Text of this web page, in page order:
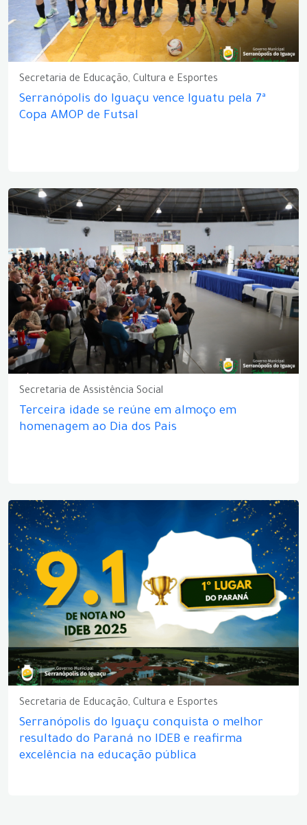
Secretaria de Educação, Cultura e Esportes
Serranópolis do Iguaçu vence Iguatu pela 7ª
Copa AMOP de Futsal
Secretaria de Assistência Social
Terceira idade se reúne em almoço em
homenagem ao Dia dos Pais
Secretaria de Educação, Cultura e Esportes
Serranópolis do Iguaçu conquista o melhor
resultado do Paraná no IDEB e reafirma
excelência na educação pública